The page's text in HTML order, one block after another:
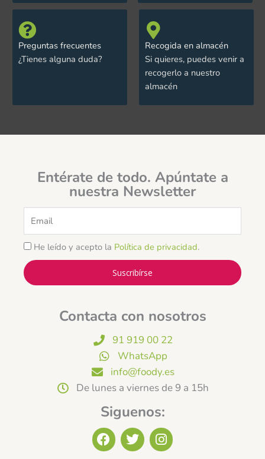
Preguntas frecuentes
¿Tienes alguna duda?
Recogida en almacén
Si quieres, puedes venir a
recogerlo a nuestro
almacén
Entérate de todo. Apúntate a
nuestra Newsletter
He leído y acepto la Política de privacidad.
Suscribírse
Contacta con nosotros
91 919 00 22
WhatsApp
info@foody.es
De lunes a viernes de 9 a 15h
Siguenos:
F
a
T
w
I
n